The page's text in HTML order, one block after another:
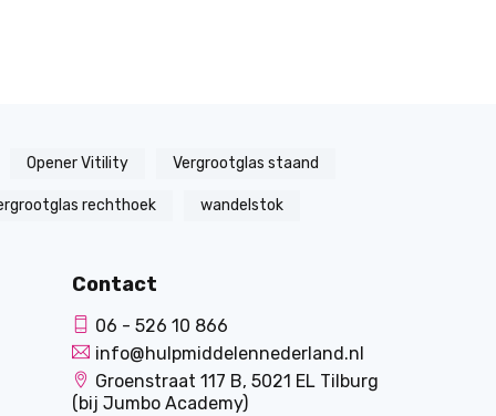
Opener Vitility Vergrootglas staand
rechthoek wandelstok
Contact
06 - 526 10 866
info@hulpmiddelennederland.nl
Groenstraat 117 B, 5021 EL Tilburg
(bij Jumbo Academy)